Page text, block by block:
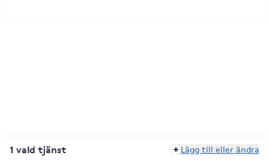
1 vald tjänst Lägg till eller ändra